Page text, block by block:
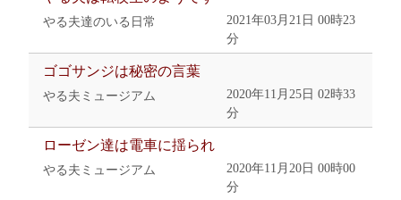
やる夫達のいる日常
2021年03月21日 00時23
分
ゴゴサンジは秘密の言葉
やる夫ミュージアム
2020年11月25日 02時33
分
ローゼン達は電車に揺られ
やる夫ミュージアム
2020年11月20日 00時00
分